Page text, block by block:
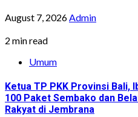
August 7, 2026Admin
2 min read
Umum
Ketua TP PKK Provinsi Bali,
100 Paket Sembako dan
Rakyat di Jembrana